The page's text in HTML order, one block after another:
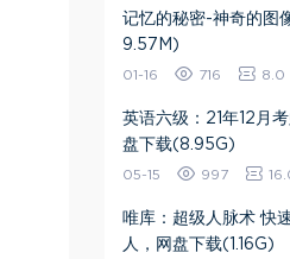
记忆的秘密-神奇的图
9.57M)
01-16 716 8.0
英语六级：21年12月
盘下载(8.95G)
05-15 997
唯库：超级人脉术 快
人，网盘下载(1.16G)